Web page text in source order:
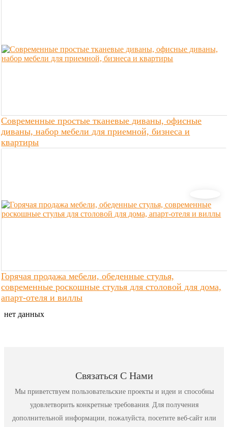
Современные простые тканевые диваны, офисные
диваны, набор мебели для приемной, бизнеса и
квартиры
Горячая продажа мебели, обеденные стулья,
современные роскошные стулья для столовой для дома,
апарт-отеля и виллы
нет данных
Связаться С Нами
Мы приветствуем пользовательские проекты и идеи и способны
удовлетворить конкретные требования. Для получения
дополнительной информации, пожалуйста, посетите веб-сайт или